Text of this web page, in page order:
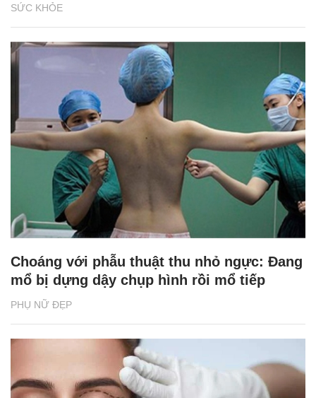
SỨC KHỎE
PHỤ NỮ ĐẸP
Choáng với phẫu thuật thu nhỏ ngực: Đang
mổ bị dựng dậy chụp hình rồi mổ tiếp